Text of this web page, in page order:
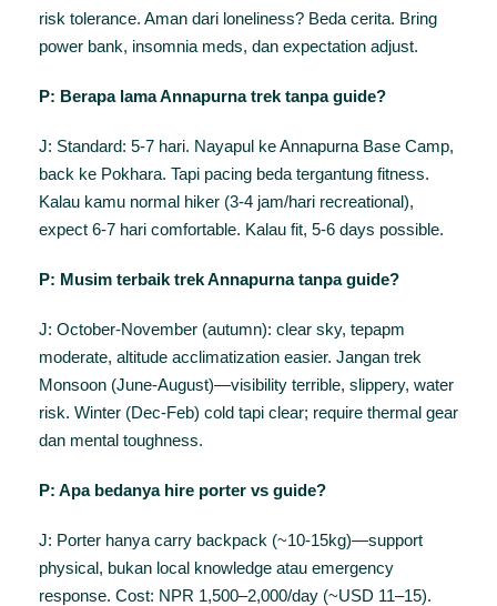
risk tolerance. Aman dari loneliness? Beda cerita. Bring
power bank, insomnia meds, dan expectation adjust.
P: Berapa lama Annapurna trek tanpa guide?
J: Standard: 5-7 hari. Nayapul ke Annapurna Base Camp,
back ke Pokhara. Tapi pacing beda tergantung fitness.
Kalau kamu normal hiker (3-4 jam/hari recreational),
expect 6-7 hari comfortable. Kalau fit, 5-6 days possible.
P: Musim terbaik trek Annapurna tanpa guide?
J: October-November (autumn): clear sky, tepapm
moderate, altitude acclimatization easier. Jangan trek
Monsoon (June-August)—visibility terrible, slippery, water
risk. Winter (Dec-Feb) cold tapi clear; require thermal gear
dan mental toughness.
P: Apa bedanya hire porter vs guide?
J: Porter hanya carry backpack (~10-15kg)—support
physical, bukan local knowledge atau emergency
response. Cost: NPR 1,500–2,000/day (~USD 11–15).